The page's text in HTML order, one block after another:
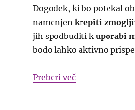
Dogodek, ki bo potekal
namenjen krepiti
jih spodbuditi k uporabi
bodo lahko aktivno
Preberi več“Vabilo: